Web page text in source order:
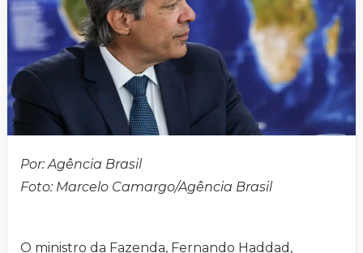
Por: Agência Brasil
Foto: Marcelo Camargo/Agência Brasil
O ministro da Fazenda, Fernando Haddad,